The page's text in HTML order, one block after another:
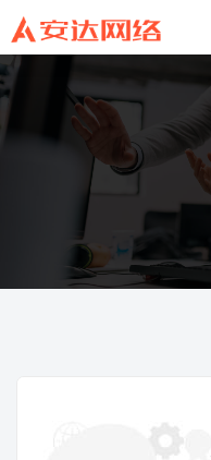
标签 页面